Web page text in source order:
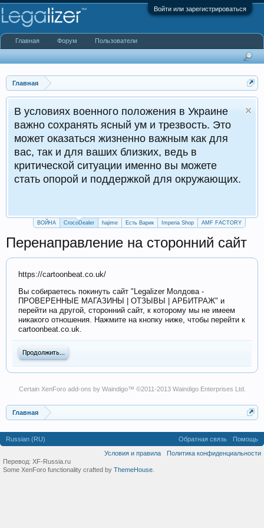
Войти или зарегистрироваться
Главная
положения в Украине
ясный ум и трезвость. Это
жизненно важным как для
близких, ведь в
именно вы можете
поддержкой для окружающих.
ВОЙНА CrocoDealer hajime Есть Варик Imperia Shop AMF FACTORY
Перенаправление на сторонний сайт
https://cartoonbeat.co.uk/
Вы собираетесь покинуть сайт "Legalizer Молдова -
ПРОВЕРЕННЫЕ МАГАЗИНЫ | ОТЗЫВЫ | АРБИТРАЖ" и
перейти на другой, сторонний сайт, к которому мы не имеем
никакого отношения. Нажмите на кнопку ниже, чтобы перейти к
cartoonbeat.co.uk.
Продолжить...
Certain XenForo add-ons by Waindigo™ ©2011-2013 Waindigo Enterprises Ltd.
Главная
Главная Форум Пользователи
Russian (RU) Обратная связь
Помощь
Условия и правила
Политика конфиденциальности
Перевод: XF-Russia.ru
Some XenForo functionality crafted by ThemeHouse